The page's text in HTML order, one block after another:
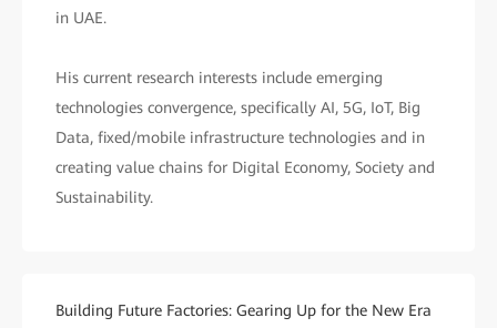
in UAE.
His current research interests include emerging
technologies convergence, specifically AI, 5G, IoT, Big
Data, fixed/mobile infrastructure technologies and in
creating value chains for Digital Economy, Society and
Sustainability.
Building Future Factories: Gearing Up for the New Era